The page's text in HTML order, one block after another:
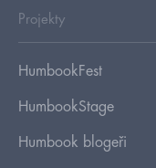
Projekty
HumbookFest
HumbookStage
Humbook blogeři